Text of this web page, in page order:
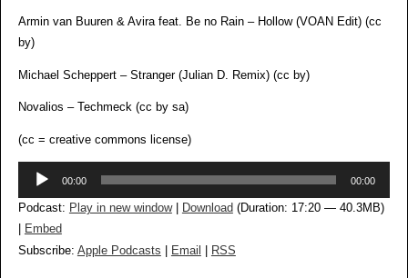
Armin van Buuren & Avira feat. Be no Rain – Hollow (VOAN Edit) (cc
by)
Michael Scheppert – Stranger (Julian D. Remix) (cc by)
Novalios – Techmeck (cc by sa)
(cc = creative commons license)
Audio-
00:00 00:00
Podcast: Play in new window| Download (Duration: 17:20 — 40.3MB)
Embed
Subscribe: Apple Podcasts Email RSS